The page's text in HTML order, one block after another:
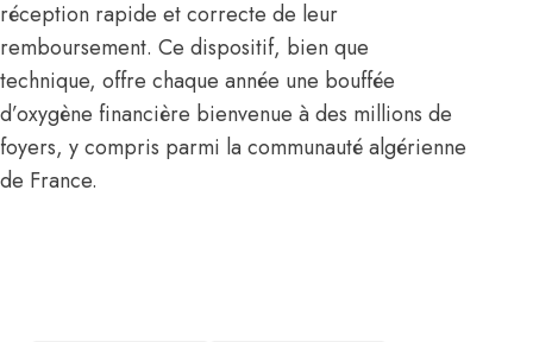
réception rapide et correcte de leur
remboursement. Ce dispositif, bien que
technique, offre chaque année une bouffée
d’oxygène financière bienvenue à des millions de
foyers, y compris parmi la communauté algérienne
de France.